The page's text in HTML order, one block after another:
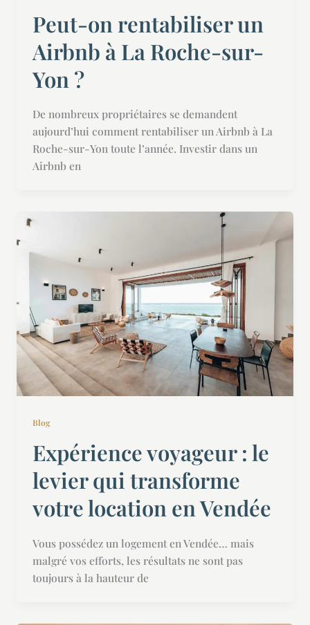
Peut-on rentabiliser un
Airbnb à La Roche-sur-
Yon ?
De nombreux propriétaires se demandent
aujourd’hui comment rentabiliser un Airbnb à La
Roche-sur-Yon toute l’année. Investir dans un
Airbnb en
Blog
Expérience voyageur : le
levier qui transforme
votre location en Vendée
Vous possédez un logement en Vendée… mais
malgré vos efforts, les résultats ne sont pas
toujours à la hauteur de